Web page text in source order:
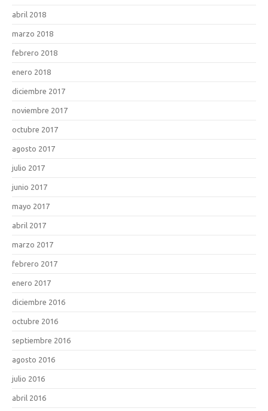
abril 2018
marzo 2018
febrero 2018
enero 2018
diciembre 2017
noviembre 2017
octubre 2017
agosto 2017
julio 2017
junio 2017
mayo 2017
abril 2017
marzo 2017
febrero 2017
enero 2017
diciembre 2016
octubre 2016
septiembre 2016
agosto 2016
julio 2016
abril 2016